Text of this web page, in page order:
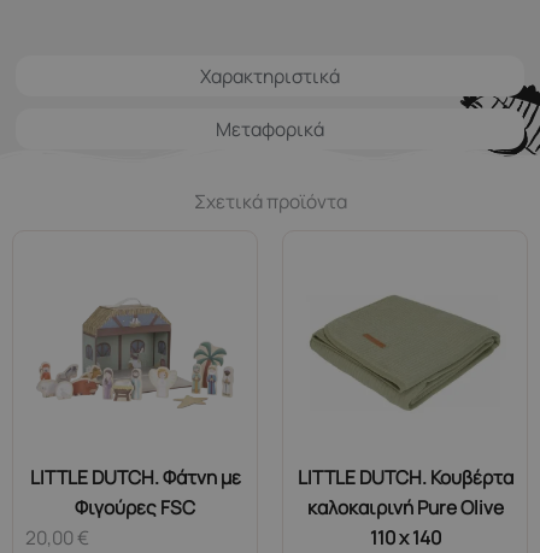
Χαρακτηριστικά
Μεταφορικά
Σχετικά προϊόντα
LITTLE DUTCH. Φάτνη με
Φιγούρες FSC
20,00€
LITTLE DUTCH. Κουβέρτα
καλοκαιρινή Pure Olive
110 x 140